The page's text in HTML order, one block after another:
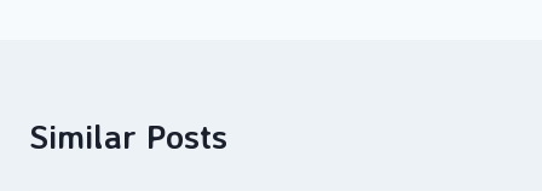
Similar Posts